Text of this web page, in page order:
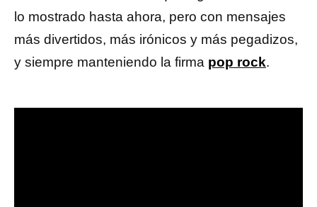
lo mostrado hasta ahora, pero con mensajes
más divertidos, más irónicos y más pegadizos,
y siempre manteniendo la firma pop rock.